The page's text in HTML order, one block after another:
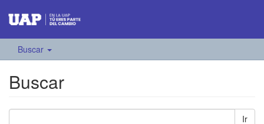
Buscar
Buscar
Ir